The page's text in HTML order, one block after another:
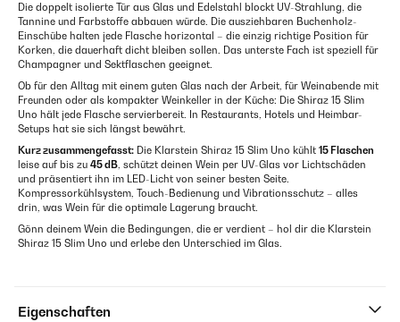
Die doppelt isolierte Tür aus Glas und Edelstahl blockt UV-Strahlung, die
Tannine und Farbstoffe abbauen würde. Die ausziehbaren Buchenholz-
Einschübe halten jede Flasche horizontal – die einzig richtige Position für
Korken, die dauerhaft dicht bleiben sollen. Das unterste Fach ist speziell für
Champagner und Sektflaschen geeignet.
Ob für den Alltag mit einem guten Glas nach der Arbeit, für Weinabende mit
Freunden oder als kompakter Weinkeller in der Küche: Die Shiraz 15 Slim
Uno hält jede Flasche servierbereit. In Restaurants, Hotels und Heimbar-
Setups hat sie sich längst bewährt.
Kurz zusammengefasst: Die Klarstein Shiraz 15 Slim Uno kühlt 15 Flaschen
leise auf bis zu 45 dB, schützt deinen Wein per UV-Glas vor Lichtschäden
und präsentiert ihn im LED-Licht von seiner besten Seite.
Kompressorkühlsystem, Touch-Bedienung und Vibrationsschutz – alles
drin, was Wein für die optimale Lagerung braucht.
Gönn deinem Wein die Bedingungen, die er verdient – hol dir die Klarstein
Shiraz 15 Slim Uno und erlebe den Unterschied im Glas.
Eigenschaften